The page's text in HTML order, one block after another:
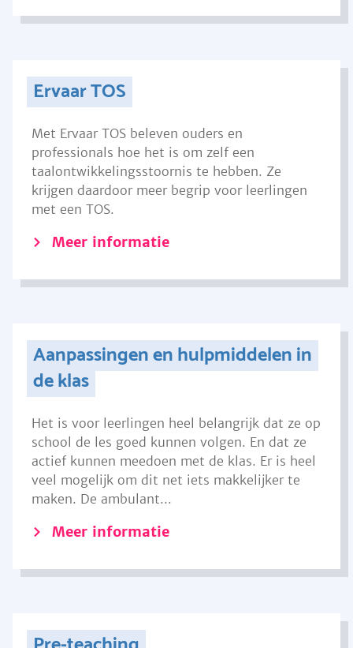
Ervaar TOS
Met Ervaar TOS beleven ouders en
professionals hoe het is om zelf een
taalontwikkelingsstoornis te hebben. Ze
krijgen daardoor meer begrip voor leerlingen
met een TOS.
Meer informatie
Aanpassingen en hulpmiddelen in
de klas
Het is voor leerlingen heel belangrijk dat ze op
school de les goed kunnen volgen. En dat ze
actief kunnen meedoen met de klas. Er is heel
veel mogelijk om dit net iets makkelijker te
maken. De ambulant...
Meer informatie